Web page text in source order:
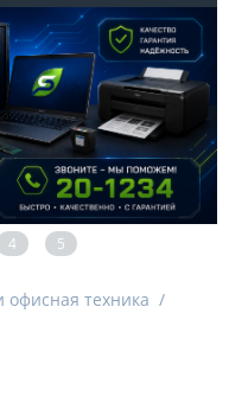
4 5
техника /